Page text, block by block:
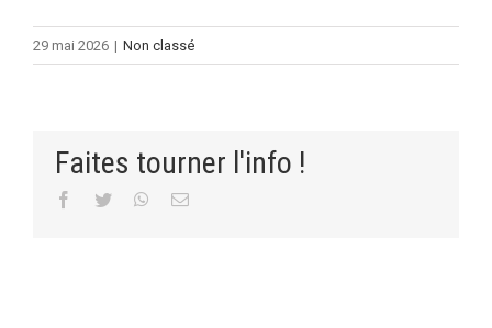
29 mai 2026 | Non classé
Faites tourner l'info !
Facebook
Twitter WhatsApp
Email